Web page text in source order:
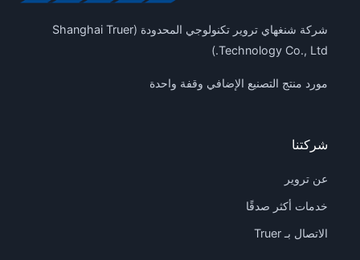
شركة شنغهاي تروير تكنولوجي المحدودة (Shanghai Truer
Technology Co., Ltd.)
مورد منتج التصنيع الإضافي وقفة واحدة
شركتنا
عن تروير
خدمات أكثر صدقًا
الاتصال بـ Truer